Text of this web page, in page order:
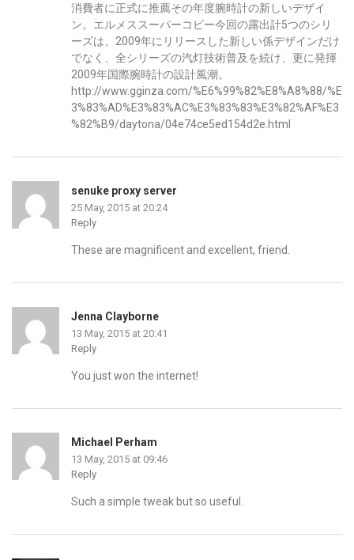
消費者に正式に推薦その年度腕時計の新しいデザイ
ン。エルメススーパーコピー今回の露出計5つのシリ
ーズは、2009年にリリースした新しい係デザインだけ
でなく、全シリーズの汽灯技術普及を続け、更に発揮
2009年国際腕時計の設計風潮。
http://www.gginza.com/%E6%99%82%E8%A8%88/%E
3%83%AD%E3%83%AC%E3%83%83%E3%82%AF%E3
%82%B9/daytona/04e74ce5ed154d2e.html
senuke proxy server
25 May, 2015 at 20:24
Reply
These are magnificent and excellent, friend.
Jenna Clayborne
13 May, 2015 at 20:41
Reply
You just won the internet!
Michael Perham
13 May, 2015 at 09:46
Reply
Such a simple tweak but so useful.